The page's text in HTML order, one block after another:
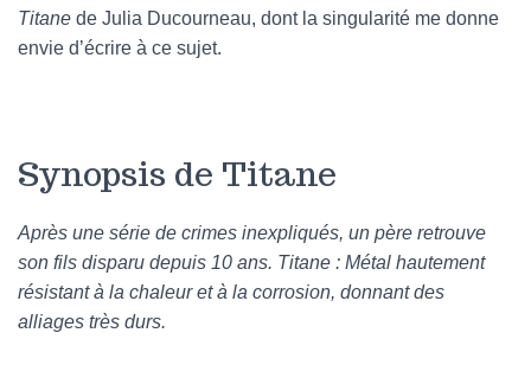
Titane de Julia Ducourneau, dont la singularité me donne
envie d’écrire à ce sujet.
Synopsis de Titane
Après une série de crimes inexpliqués, un père retrouve
son fils disparu depuis 10 ans. Titane : Métal hautement
résistant à la chaleur et à la corrosion, donnant des
alliages très durs.